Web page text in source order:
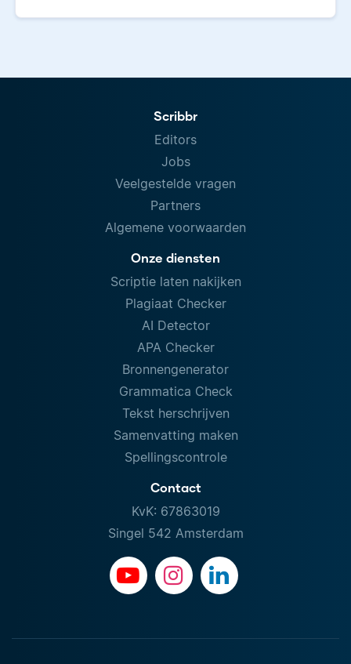
Scribbr
Editors
Jobs
Veelgestelde vragen
Partners
Algemene voorwaarden
Onze diensten
Scriptie laten nakijken
Plagiaat Checker
AI Detector
APA Checker
Bronnengenerator
Grammatica Check
Tekst herschrijven
Samenvatting maken
Spellingscontrole
Contact
KvK: 67863019
Singel 542 Amsterdam